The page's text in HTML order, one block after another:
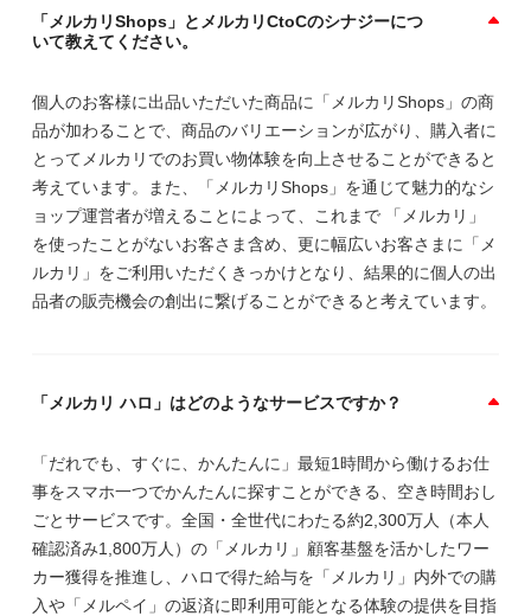
「メルカリShops」とメルカリCtoCのシナジーにつ
いて教えてください。
個人のお客様に出品いただいた商品に「メルカリShops」の商
品が加わることで、商品のバリエーションが広がり、購入者に
とってメルカリでのお買い物体験を向上させることができると
考えています。また、「メルカリShops」を通じて魅力的なシ
ョップ運営者が増えることによって、これまで 「メルカリ」
を使ったことがないお客さま含め、更に幅広いお客さまに「メ
ルカリ」をご利用いただくきっかけとなり、結果的に個人の出
品者の販売機会の創出に繋げることができると考えています。
「メルカリ ハロ」はどのようなサービスですか？
「だれでも、すぐに、かんたんに」最短1時間から働けるお仕
事をスマホ一つでかんたんに探すことができる、空き時間おし
ごとサービスです。全国・全世代にわたる約2,300万人（本人
確認済み1,800万人）の「メルカリ」顧客基盤を活かしたワー
カー獲得を推進し、ハロで得た給与を「メルカリ」内外での購
入や「メルペイ」の返済に即利用可能となる体験の提供を目指